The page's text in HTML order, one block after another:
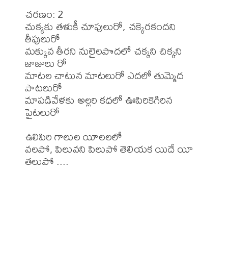
చరణం: 2
చుక్కకు తళుకీ చూపులురో, చక్కెరకందని
తీపులురో
మక్కువ తీరని నులైలపొదలో చక్కని చిక్కని
జాజులు రో
మాటల చాటున మాటలురో ఎదలో తుమ్మెద
పాటలురో
మాపడివేళకు అల్లరి కధలో ఊపిరికెగిరిన
పైటలురో
ఉలిపిరి గాలుల యీలలలో
వలపో, పిలువని పిలుపో తెలియక యిదే యీ
తలుపో ....